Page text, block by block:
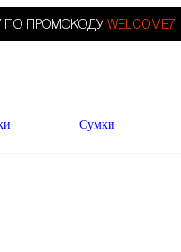
ПО ПРОМОКОДУ WELCOME7.
Сумки